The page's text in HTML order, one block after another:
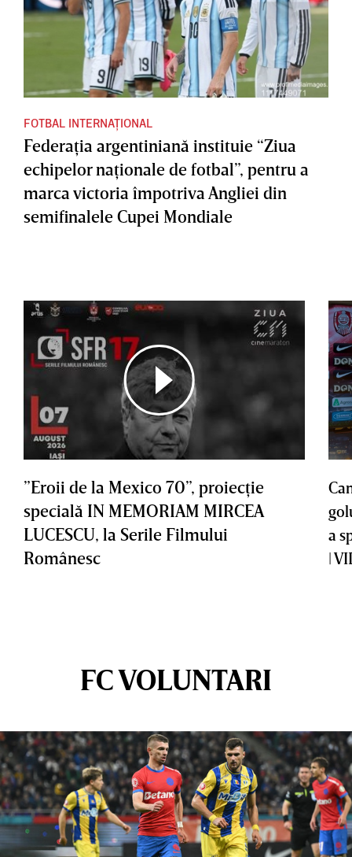
FOTBAL INTERNAȚIONAL
Federaţia argentiniană instituie “Ziua
echipelor naţionale de fotbal”, pentru a
marca victoria împotriva Angliei din
semifinalele Cupei Mondiale
”Eroii de la Mexico 70”, proiecţie
specială IN MEMORIAM MIRCEA
LUCESCU, la Serile Filmului
Românesc
a
|
FC VOLUNTARI